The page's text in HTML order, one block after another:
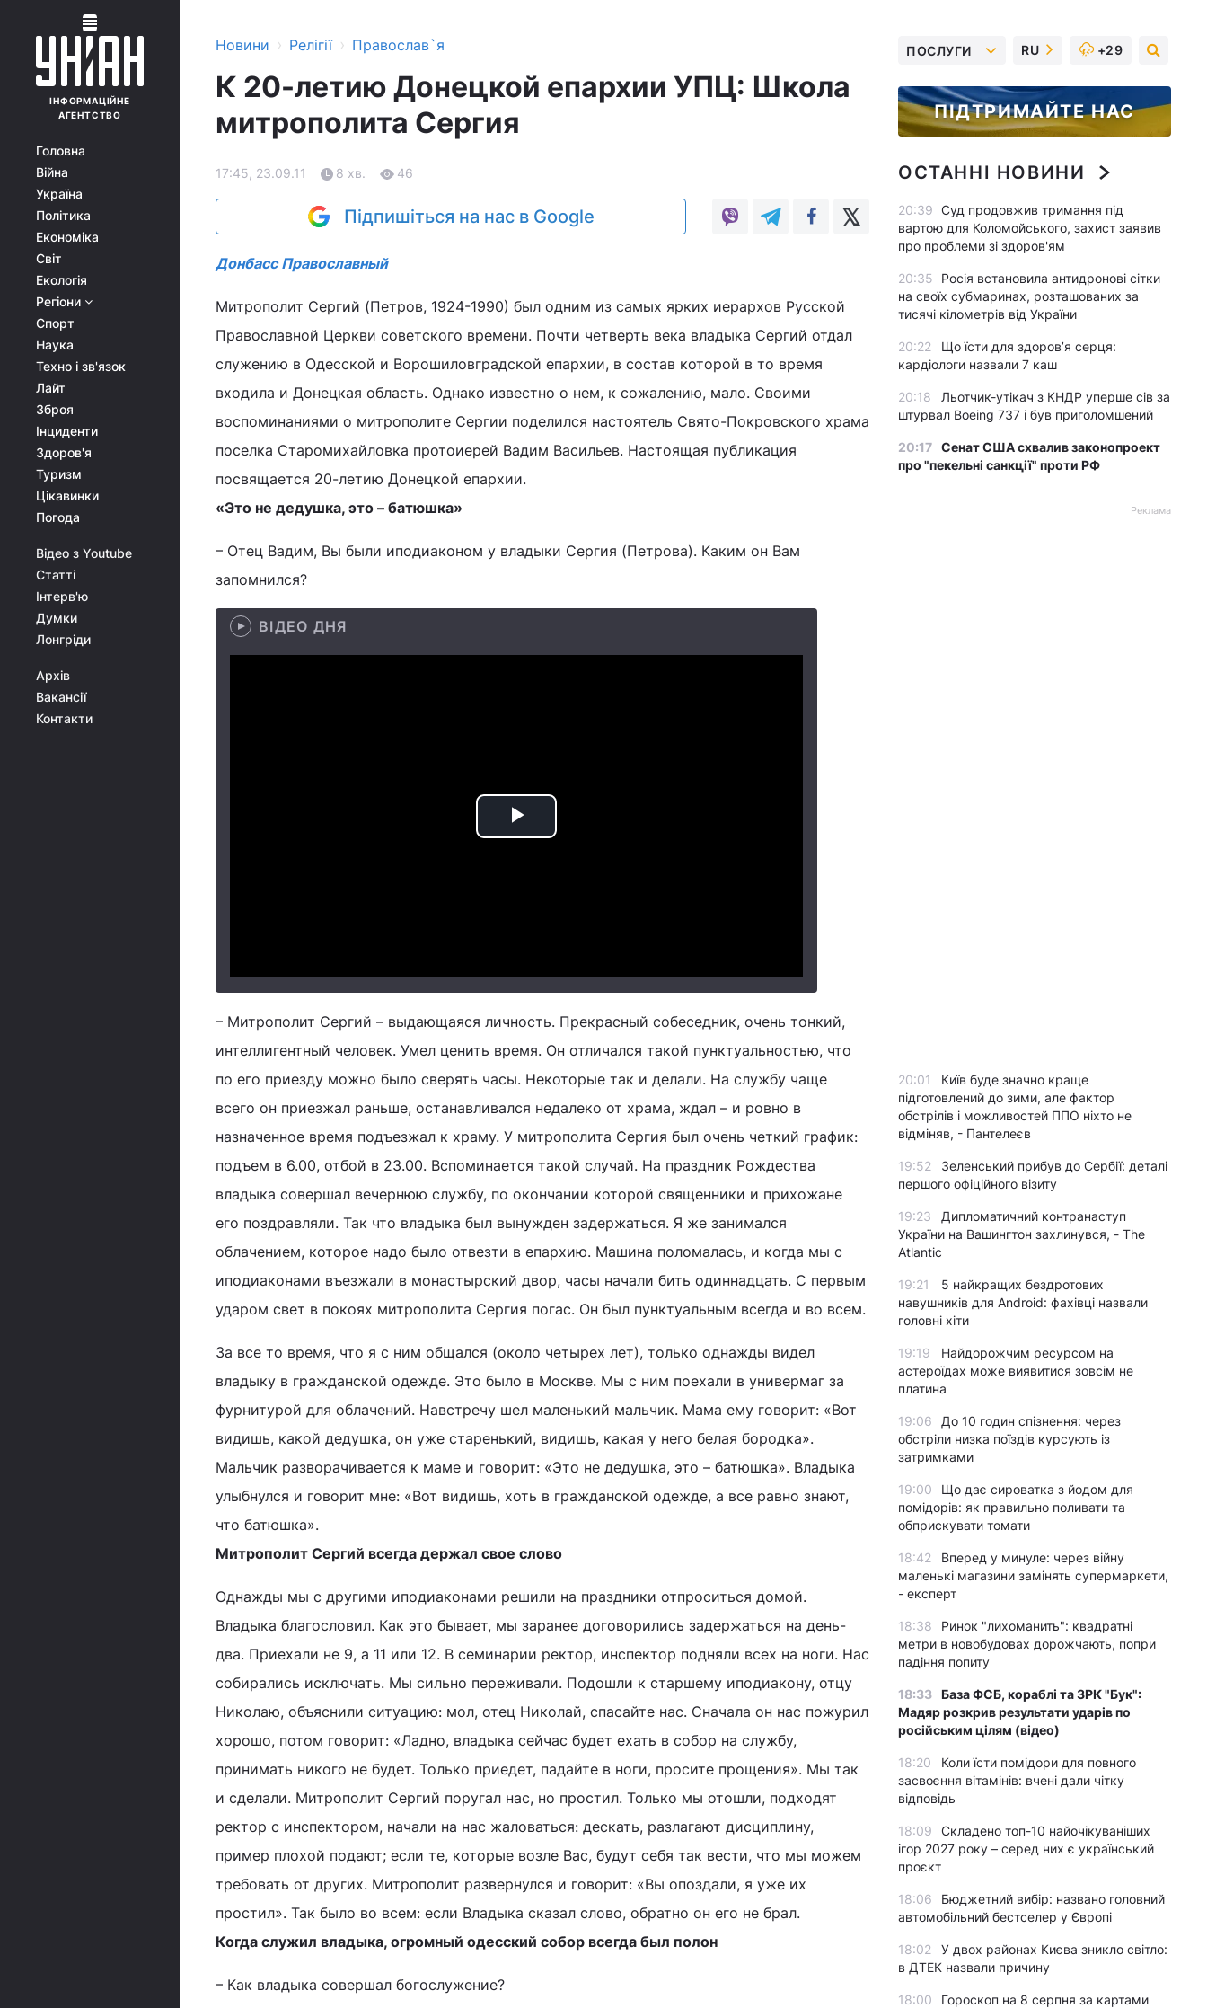
ІНФОРМАЦІЙНЕ
АГЕНТСТВО
Головна
Війна
Україна
Політика
Економіка
Світ
Екологія
Регіони
Спорт
Наука
Техно і зв'язок
Лайт
Зброя
Інциденти
Здоров'я
Туризм
Цікавинки
Погода
Відео з Youtube
Статті
Інтерв'ю
Думки
Лонгріди
Архів
Вакансії
Контакти
Новини › Релігії › Православ`я
К 20-летию Донецкой епархии УПЦ: Школа
митрополита Сергия
17:45, 23.09.11 8 хв. 46
Підпишіться на нас в Google
Донбасс Православный
Митрополит Сергий (Петров, 1924-1990) был одним из самых ярких иерархов Русской
Православной Церкви советского времени. Почти четверть века владыка Сергий отдал
служению в Одесской и Ворошиловградской епархии, в состав которой в то время
входила и Донецкая область. Однако известно о нем, к сожалению, мало. Своими
воспоминаниями о митрополите Сергии поделился настоятель Свято-Покровского храма
поселка Старомихайловка протоиерей Вадим Васильев. Настоящая публикация
посвящается 20-летию Донецкой епархии.
«Это не дедушка, это – батюшка»
– Отец Вадим, Вы были иподиаконом у владыки Сергия (Петрова). Каким он Вам
запомнился?
ВІДЕО ДНЯ
Play
– Митрополит Сергий – выдающаяся личность. Прекрасный собеседник, очень тонкий,
интеллигентный человек. Умел ценить время. Он отличался такой пунктуальностью, что
по его приезду можно было сверять часы. Некоторые так и делали. На службу чаще
всего он приезжал раньше, останавливался недалеко от храма, ждал – и ровно в
назначенное время подъезжал к храму. У митрополита Сергия был очень четкий график:
подъем в 6.00, отбой в 23.00. Вспоминается такой случай. На праздник Рождества
владыка совершал вечернюю службу, по окончании которой священники и прихожане
его поздравляли. Так что владыка был вынужден задержаться. Я же занимался
облачением, которое надо было отвезти в епархию. Машина поломалась, и когда мы с
иподиаконами въезжали в монастырский двор, часы начали бить одиннадцать. С первым
ударом свет в покоях митрополита Сергия погас. Он был пунктуальным всегда и во всем.
За все то время, что я с ним общался (около четырех лет), только однажды видел
владыку в гражданской одежде. Это было в Москве. Мы с ним поехали в универмаг за
фурнитурой для облачений. Навстречу шел маленький мальчик. Мама ему говорит: «Вот
видишь, какой дедушка, он уже старенький, видишь, какая у него белая бородка».
Мальчик разворачивается к маме и говорит: «Это не дедушка, это – батюшка». Владыка
улыбнулся и говорит мне: «Вот видишь, хоть в гражданской одежде, а все равно знают,
что батюшка».
Митрополит Сергий всегда держал свое слово
Однажды мы с другими иподиаконами решили на праздники отпроситься домой.
Владыка благословил. Как это бывает, мы заранее договорились задержаться на день-
два. Приехали не 9, а 11 или 12. В семинарии ректор, инспектор подняли всех на ноги. Нас
собирались исключать. Мы сильно переживали. Подошли к старшему иподиакону, отцу
Николаю, объяснили ситуацию: мол, отец Николай, спасайте нас. Сначала он нас пожурил
хорошо, потом говорит: «Ладно, владыка сейчас будет ехать в собор на службу,
принимать никого не будет. Только приедет, падайте в ноги, просите прощения». Мы так
и сделали. Митрополит Сергий поругал нас, но простил. Только мы отошли, подходят
ректор с инспектором, начали на нас жаловаться: дескать, разлагают дисциплину,
пример плохой подают; если те, которые возле Вас, будут себя так вести, что мы можем
требовать от других. Митрополит развернулся и говорит: «Вы опоздали, я уже их
простил». Так было во всем: если Владыка сказал слово, обратно он его не брал.
Когда служил владыка, огромный одесский собор всегда был полон
– Как владыка совершал богослужение?
ПОСЛУГИ RU +29
ПІДТРИМАЙТЕ НАС
ОСТАННІ НОВИНИ
20:39 Суд продовжив тримання під
вартою для Коломойського, захист заявив
про проблеми зі здоров'ям
20:35
Росія встановила антидронові сітки
на своїх субмаринах, розташованих за
тисячі кілометрів від України
20:22
Що їсти для здоров’я серця:
кардіологи назвали 7 каш
20:18
Льотчик-утікач з КНДР уперше сів за
штурвал Boeing 737 і був приголомшений
20:17 Сенат США схвалив законопроект
про "пекельні санкції" проти РФ
Реклама
20:01
Київ буде значно краще
підготовлений до зими, але фактор
обстрілів і можливостей ППО ніхто не
відміняв, - Пантелеєв
19:52
Зеленський прибув до Сербії: деталі
першого офіційного візиту
19:23
Дипломатичний контранаступ
України на Вашингтон захлинувся, - The
Atlantic
19:21
5 найкращих бездротових
навушників для Android: фахівці назвали
головні хіти
19:19
Найдорожчим ресурсом на
астероїдах може виявитися зовсім не
платина
19:06
До 10 годин спізнення: через
обстріли низка поїздів курсують із
затримками
19:00
Що дає сироватка з йодом для
помідорів: як правильно поливати та
обприскувати томати
18:42
Вперед у минуле: через війну
маленькі магазини замінять супермаркети,
- експерт
18:38
Ринок "лихоманить": квадратні
метри в новобудовах дорожчають, попри
падіння попиту
18:33 База ФСБ, кораблі та ЗРК "Бук":
Мадяр розкрив результати ударів по
російським цілям (відео)
18:20
Коли їсти помідори для повного
засвоєння вітамінів: вчені дали чітку
відповідь
18:09
Складено топ-10 найочікуваніших
ігор 2027 року – серед них є український
проєкт
18:06
Бюджетний вибір: названо головний
автомобільний бестселер у Європі
18:02
У двох районах Києва зникло світло:
в ДТЕК назвали причину
18:00
Гороскоп на 8 серпня за картами